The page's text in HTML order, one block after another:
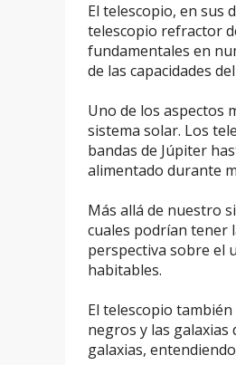
El telescopio, en sus
telescopio refractor
fundamentales en
de las capacidades
Uno de los aspectos
sistema solar. Los
bandas de Júpiter
alimentado durante
Más allá de nuestro
cuales podrían tener
perspectiva sobre el
habitables.
El telescopio
negros y las
galaxias,